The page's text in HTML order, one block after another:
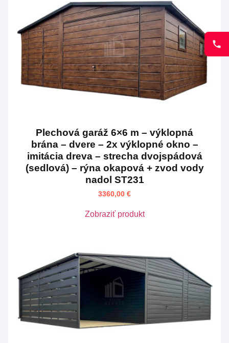
Plechová garáž 6×6 m – výklopná
brána – dvere – 2x výklopné okno –
imitácia dreva – strecha dvojspádová
(sedlová) – rýna okapová + zvod vody
nadol ST231
3360,00 €
Zobraziť produkt